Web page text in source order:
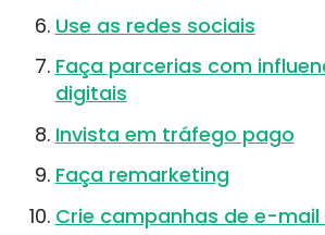
Use as redes sociais
Faça parcerias com
digitais
Invista em tráfego pago
Faça remarketing
Crie campanhas de e-